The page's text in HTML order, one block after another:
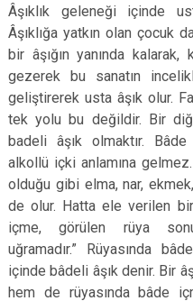
Âşıklık geleneği içinde
Âşıklığa yatkın olan çocuk
bir âşığın yanında
gezerek bu sanatın
geliştirerek usta âşık olur.
tek yolu bu değildir. Bir
badeli âşık olmaktır.
alkollü içki anlamına
olduğu gibi elma, nar,
de olur. Hatta ele verilen
içme, görülen rüya
uğramadır.” Rüyasında
içinde bâdeli âşık denir. Bir
hem de rüyasında bâde